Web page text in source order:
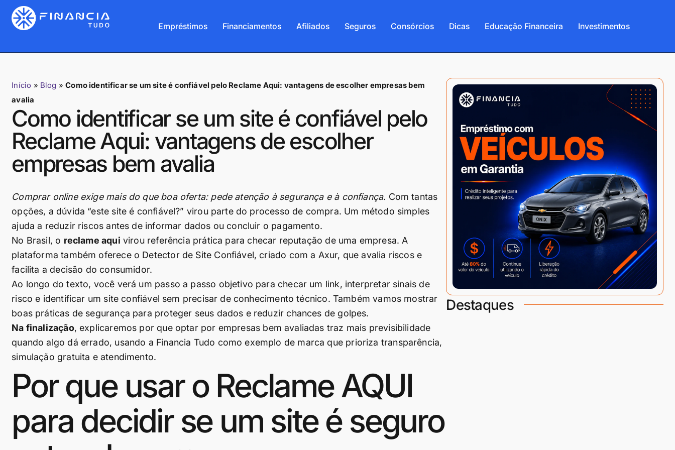
Empréstimos Financiamentos Afiliados Seguros Consórcios Dicas Educação Financeira Investimentos
Início » Blog »Como identificar se um site é confiável pelo Reclame Aqui: vantagens de escolher empresas bem
avalia
Como identificar se um site é confiável pelo
Reclame Aqui: vantagens de escolher
empresas bem avalia
Comprar online exige mais do que boa oferta: pede atenção à segurança e à confiança. Com tantas
opções, a dúvida “este site é confiável?” virou parte do processo de compra. Um método simples
ajuda a reduzir riscos antes de informar dados ou concluir o pagamento.
No Brasil, o reclame aqui virou referência prática para checar reputação de uma empresa. A
plataforma também oferece o Detector de Site Confiável, criado com a Axur, que avalia riscos e
facilita a decisão do consumidor.
Ao longo do texto, você verá um passo a passo objetivo para checar um link, interpretar sinais de
risco e identificar um site confiável sem precisar de conhecimento técnico. Também vamos mostrar
boas práticas de segurança para proteger seus dados e reduzir chances de golpes.
Na finalização, explicaremos por que optar por empresas bem avaliadas traz mais previsibilidade
quando algo dá errado, usando a Financia Tudo como exemplo de marca que prioriza transparência,
simulação gratuita e atendimento.
Por que usar o Reclame AQUI
para decidir se um site é seguro
Destaques